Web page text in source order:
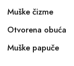
Muške čizme
Otvorena obuća
Muške papuče